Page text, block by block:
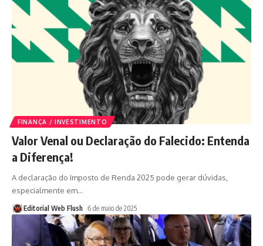
FINANÇA / INVESTIMENTO
Valor Venal ou Declaração do Falecido: Entenda
a Diferença!
A declaração do Imposto de Renda 2025 pode gerar dúvidas,
especialmente em…
Editorial Web Flush 6 de maio de 2025